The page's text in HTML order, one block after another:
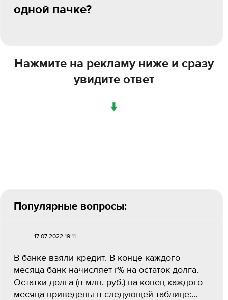
одной пачке?
Нажмите на рекламу ниже и сразу
увидите ответ
↓
Популярные вопросы:
17.07.2022 19:11
В банке взяли кредит. В конце каждого
месяца банк начисляет r% на остаток долга.
Остатки долга (в млн. руб.) на конец каждого
месяца приведены в следующей таблице:...